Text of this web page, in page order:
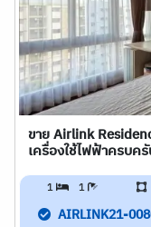
ขาย Airlink
เครื่องใช้ไฟฟ้าครบค
1 1
AIRLINK21-